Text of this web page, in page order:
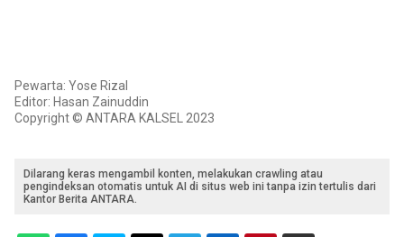
Pewarta: Yose Rizal
Editor: Hasan Zainuddin
Copyright © ANTARA KALSEL 2023
Dilarang keras mengambil konten, melakukan crawling atau
pengindeksan otomatis untuk AI di situs web ini tanpa izin tertulis dari
Kantor Berita ANTARA.